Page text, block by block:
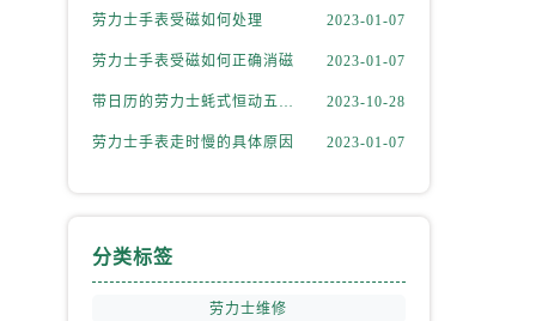
劳力士手表受磁如何处理 2023-01-07
劳力士手表受磁如何正确消磁 2023-01-07
带日历的劳力士蚝式恒动五位数型号 2023-10-28
劳力士手表走时慢的具体原因 2023-01-07
分类标签
劳力士维修